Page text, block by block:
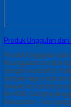
Produk Unggulan
Produk Unggulan
Keunggulan produk
dengan wastafel,
banyak lagi untuk
bawah ini contoh
No.40A,
Kabupaten